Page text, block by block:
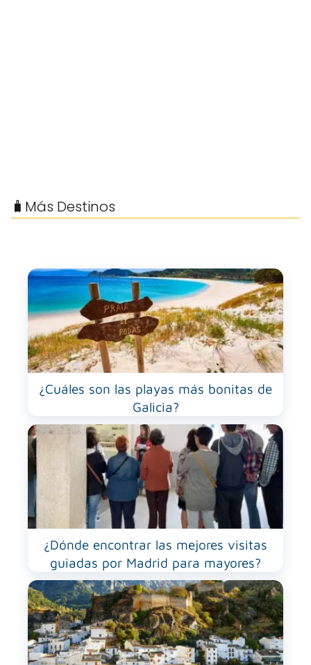
🧳Más Destinos
¿Cuáles son las playas más bonitas de
Galicia?
¿Dónde encontrar las mejores visitas
guiadas por Madrid para mayores?